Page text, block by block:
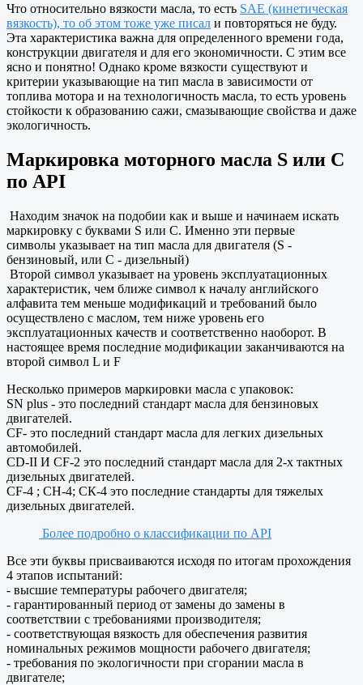
Что относительно вязкости масла, то есть SAE (кинетическая
вязкость), то об этом тоже уже писал и повторяться не буду.
Эта характеристика важна для определенного времени года,
конструкции двигателя и для его экономичности. С этим все
ясно и понятно! Однако кроме вязкости существуют и
критерии указывающие на тип масла в зависимости от
топлива мотора и на технологичность масла, то есть уровень
стойкости к образованию сажи, смазывающие свойства и даже
экологичность.
Маркировка моторного масла S или С
по API
Находим значок на подобии как и выше и начинаем искать
маркировку с буквами S или C. Именно эти первые
символы указывает на тип масла для двигателя (S -
бензиновый, или C - дизельный)
Второй символ указывает на уровень эксплуатационных
характеристик, чем ближе символ к началу английского
алфавита тем меньше модификаций и требований было
осуществлено с маслом, тем ниже уровень его
эксплуатационных качеств и соответственно наоборот. В
настоящее время последние модификации заканчиваются на
второй символ L и F
Несколько примеров маркировки масла с упаковок:
SN plus - это последний стандарт масла для бензиновых
двигателей.
CF- это последний стандарт масла для легких дизельных
автомобилей.
CD-II И CF-2 это последний стандарт масла для 2-х тактных
дизельных двигателей.
CF-4 ; CH-4; СК-4 это последние стандарты для тяжелых
дизельных двигателей.
Более подробно о классификации по API
Все эти буквы присваиваются исходя по итогам прохождения
4 этапов испытаний:
- высшие температуры рабочего двигателя;
- гарантированный период от замены до замены в
соответствии с требованиями производителя;
- соответствующая вязкость для обеспечения развития
номинальных режимов мощности рабочего двигателя;
- требования по экологичности при сгорании масла в
двигателе;